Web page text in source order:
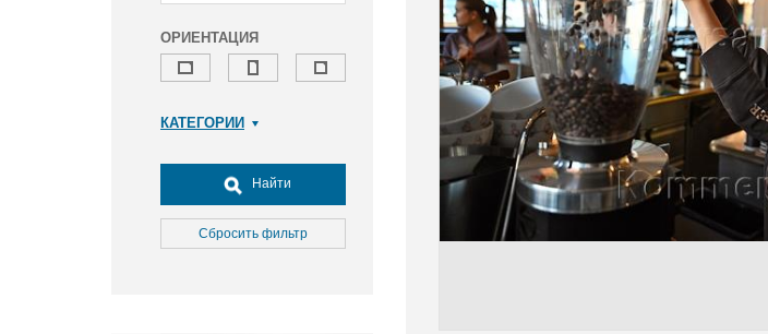
ОРИЕНТАЦИЯ
КАТЕГОРИИ
Досуг, туризм и отдых
Культура
Медицина
Найти
Сбросить фильтр